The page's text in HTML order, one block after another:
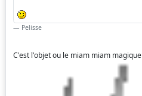
Pelisse
C'est l'objet ou le miam miam magique